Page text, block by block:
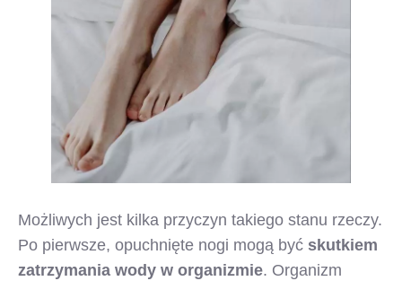
Możliwych jest kilka przyczyn takiego stanu rzeczy.
Po pierwsze, opuchnięte nogi mogą być skutkiem
zatrzymania wody w organizmie. Organizm